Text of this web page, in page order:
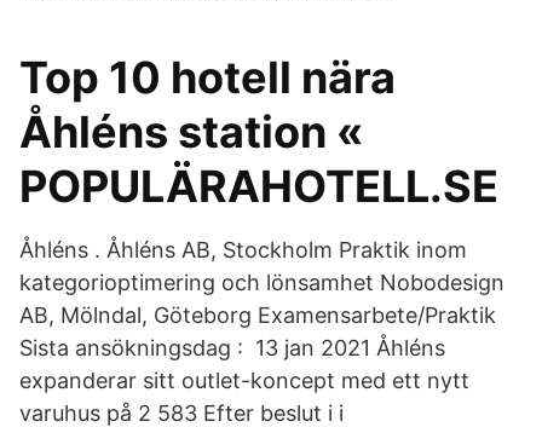
Top 10 hotell nära
Åhléns station «
POPULÄRAHOTELL.SE
Åhléns . Åhléns AB, Stockholm Praktik inom
kategorioptimering och lönsamhet Nobodesign
AB, Mölndal, Göteborg Examensarbete/Praktik
Sista ansökningsdag : 13 jan 2021 Åhléns
expanderar sitt outlet-koncept med ett nytt
varuhus på 2 583 Efter beslut i i